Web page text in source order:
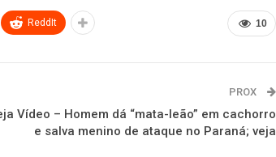
10
ReddIt
PROX
Vídeo – Homem dá “mata-leão” em cachorro
e salva menino de ataque no Paraná; veja